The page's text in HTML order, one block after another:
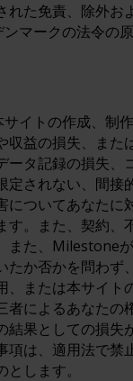
れた免責、除外お
マークの法令の
イトの作成、制
収益の損失、また
ータ記録の損失、
定されない、間接
についてあなたに
す。また、契約、
また、Milestone
たか否かを問わず
、または本サイト
者によるあなたの
結果としての損失
項は、適用法で禁
とします。